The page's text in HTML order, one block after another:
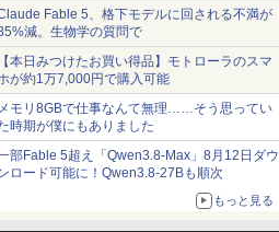
Fable 5、格下モデルに回される不満が
減。生物学の質問で
本日みつけたお買い得品】モトローラのスマ
が約1万7,000円で購入可能
モリ8GBで仕事なんて無理……そう思ってい
時期が僕にもありました
部Fable 5超え「Qwen3.8-Max」8月12日ダウ
ロード可能に！Qwen3.8-27Bも順次
もっと見る